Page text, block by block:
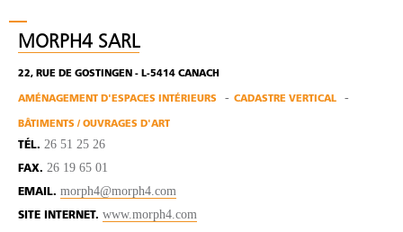
MORPH4 SARL
22, RUE DE GOSTINGEN - L-5414 CANACH
AMÉNAGEMENT D'ESPACES INTÉRIEURS CADASTRE VERTICAL
BÂTIMENTS / OUVRAGES D'ART
TÉL. 26 51 25 26
FAX. 26 19 65 01
EMAIL. morph4@morph4.com
SITE INTERNET. www.morph4.com